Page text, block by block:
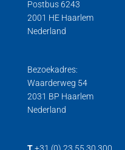
Postbus 6243
2001 HE Haarlem
Nederland
Bezoekadres:
Waarderweg 54
2031 BP Haarlem
Nederland